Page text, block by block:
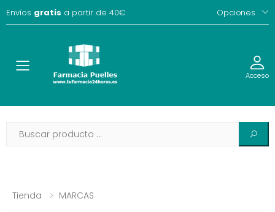
Envíos gratis a partir de 40€ Opciones
Toggle Acceso
Tienda MARCAS